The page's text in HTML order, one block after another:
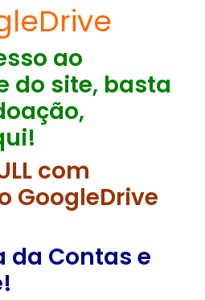
ao
do site, basta
com
GoogleDrive
da Contas e